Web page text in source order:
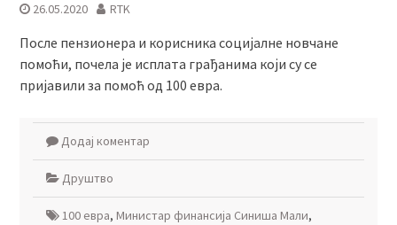
26.05.2020 RTK
После пензионера и корисника социјалне новчане
помоћи, почела је исплата грађанима који су се
пријавили за помоћ од 100 евра.
Додај коментар
Друштво
100 евра, Министар финансија Синиша Мали,